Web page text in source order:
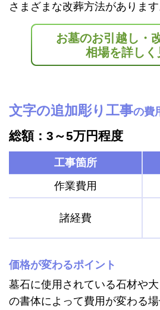
さまざまな改葬方法があります
お墓のお引越し・
相場を詳しく
文字の追加彫り工事の費
総額：3～5万円程度
工事箇所
作業費用
諸経費
価格が変わるポイント
墓石に使用されている石材や
の書体によって費用が変わる場